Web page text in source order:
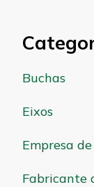
Buchas
Eixos
Empresa
Fabricante